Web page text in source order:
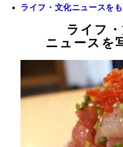
ライフ・文化ニュースを
ライフ
ニュースを